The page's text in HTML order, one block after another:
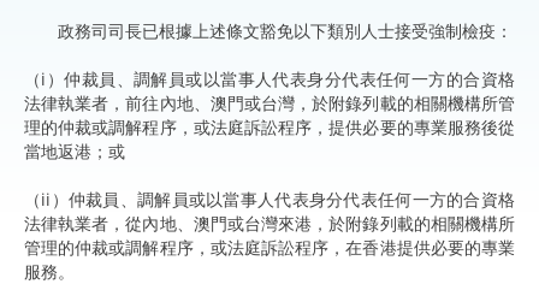
政務司司長已根據上述條文豁免以下類別人士接受強制檢疫：
（i）仲裁員、調解員或以當事人代表身分代表任何一方的合資格
法律執業者，前往內地、澳門或台灣，於附錄列載的相關機構所管
理的仲裁或調解程序，或法庭訴訟程序，提供必要的專業服務後從
當地返港；或
（ii）仲裁員、調解員或以當事人代表身分代表任何一方的合資格
法律執業者，從內地、澳門或台灣來港，於附錄列載的相關機構所
管理的仲裁或調解程序，或法庭訴訟程序，在香港提供必要的專業
服務。